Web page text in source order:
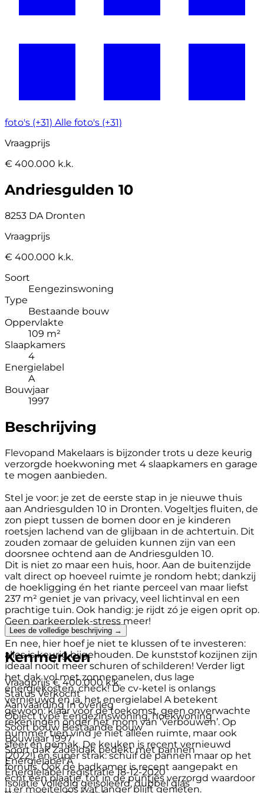
foto's (+31) Alle foto's (+31)
Vraagprijs
€ 400.000 k.k.
Andriesgulden 10
8253 DA Dronten
Vraagprijs
€ 400.000 k.k.
Soort
Eengezinswoning
Type
Bestaande bouw
Oppervlakte
109 m²
Slaapkamers
4
Energielabel
A
Bouwjaar
1997
Beschrijving
Flevopand Makelaars is bijzonder trots u deze keurig
verzorgde hoekwoning met 4 slaapkamers en garage
te mogen aanbieden.
Stel je voor: je zet de eerste stap in je nieuwe thuis
aan Andriesgulden 10 in Dronten. Vogeltjes fluiten, de
zon piept tussen de bomen door en je kinderen
roetsjen lachend van de glijbaan in de achtertuin. Dit
zouden zomaar de geluiden kunnen zijn van een
doorsnee ochtend aan de Andriesgulden 10.
Dit is niet zo maar een huis, hoor. Aan de buitenzijde
valt direct op hoeveel ruimte je rondom hebt; dankzij
de hoekligging én het riante perceel van maar liefst
237 m² geniet je van privacy, veel lichtinval en een
prachtige tuin. Ook handig: je rijdt zó je eigen oprit op.
Geen parkeerplek-stress meer!
En nee, hier hoef je niet te klussen of te investeren:
alles is keurig bijgehouden. De kunststof kozijnen zijn
ideaal nooit meer schuren of schilderen! Verder ligt
het dak vol met zonnepanelen, dus lage
energiekosten, check! De cv-ketel is onlangs
vernieuwd en ja, het energielabel A betekent
gewoon: klaar voor de toekomst, geen onverwachte
rekeningen onder het mom van ‘verbouwen’. Op
nummer tien vind je niet alleen ruimte, maar ook
sfeer en gemak. De keuken is recent vernieuwd
(2022!) en super strak: schuif de pannen maar op het
fornuis. Ook de badkamer is recent aangepakt en
écht een plaatje, tot in de puntjes verzorgd waardoor
u er moeiteloos wat langer blijft genieten.
Lees de volledige beschrijving →
Kenmerken
Vraagprijs € 400.000 k.k.
Status Verkocht
Aanvaarding In overleg
Object type Eengezinswoning, hoekwoning
Soort bouw Bestaande bouw
Bouwjaar 1997
Soort dak Zadeldak bedekt met pannen
Energielabel A
Energielabel registratie 18-12-2020
Isolatie Volledig geïsoleerd, dubbel glas